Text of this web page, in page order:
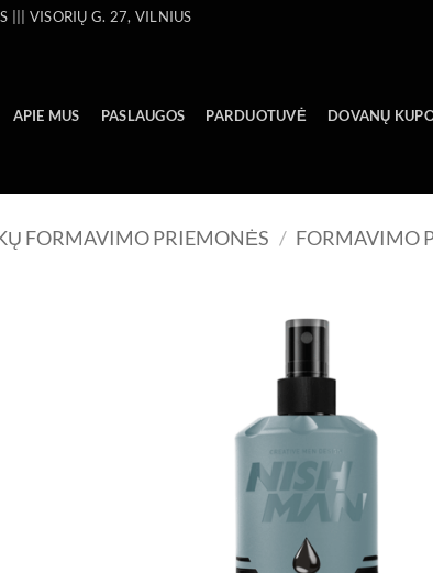
||| VISORIŲ G. 27, VILNIUS
APIE MUS PASLAUGOS PARDUOTUVĖ DOVANŲ
FORMAVIMO PRIEMONĖS / FORMAVIMO